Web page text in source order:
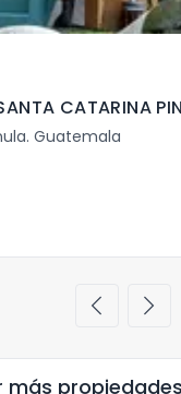
CATARINA
Guatemala
chevron_left chevron_right
más propiedades